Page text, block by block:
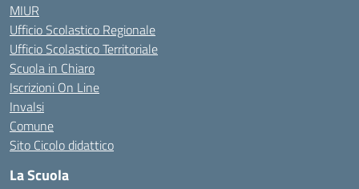
MIUR
Ufficio Scolastico Regionale
Ufficio Scolastico Territoriale
Scuola in Chiaro
Iscrizioni On Line
Invalsi
Comune
Sito Cicolo didattico
La Scuola